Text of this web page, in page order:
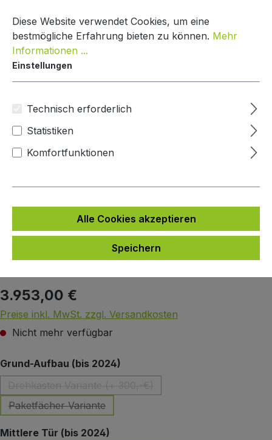
Paketkasten Nature Line
Mypaketkasten
Bildergalerie überspringen
Regulärer Preis:
3.953,00 €
Preise inkl. MwSt. zzgl. Versandkosten
Nicht mehr verfügbar
Grund-Aufbau (bis 2024)
(Diese Option ist zurzeit nicht verfügbar.)
Paketfächer Variante
(Diese Option ist zurzeit nicht verfügbar.)
Mittlere Tür (bis 2024)
Diese Website verwendet Cookies, um eine
bestmögliche Erfahrung bieten zu können. Mehr
Informationen ...
Einstellungen
Technisch erforderlich
Statistiken
Komfortfunktionen
Alle Cookies akzeptieren
Speichern